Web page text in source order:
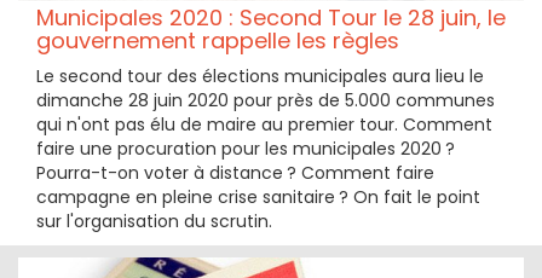
Municipales 2020 : Second Tour le 28 juin, le
gouvernement rappelle les règles
Le second tour des élections municipales aura lieu le
dimanche 28 juin 2020 pour près de 5.000 communes
qui n'ont pas élu de maire au premier tour. Comment
faire une procuration pour les municipales 2020 ?
Pourra-t-on voter à distance ? Comment faire
campagne en pleine crise sanitaire ? On fait le point
sur l'organisation du scrutin.